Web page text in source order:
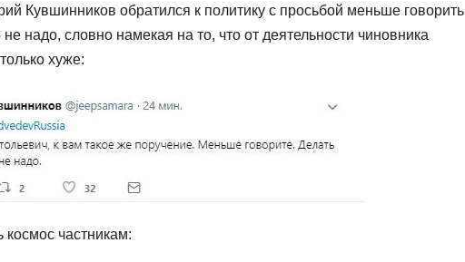
Кувшинников обратился к политику с просьбой меньше говорить
надо, словно намекая на то, что от деятельности чиновника
хуже:
частникам: